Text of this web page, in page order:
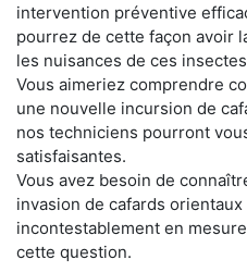
intervention préventive
pourrez de cette façon avoir
les nuisances de ces
Vous aimeriez comprendre
une nouvelle incursion de
nos techniciens pourront
satisfaisantes.
Vous avez besoin de
invasion de cafards orientaux
incontestablement en
cette question.